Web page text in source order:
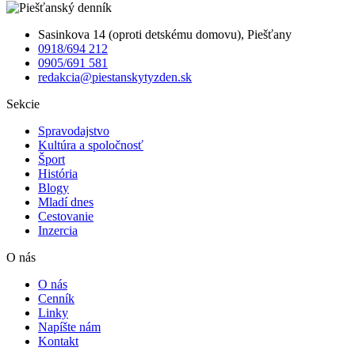
Sasinkova 14 (oproti detskému domovu), Piešťany
0918/694 212
0905/691 581
redakcia@piestanskytyzden.sk
Sekcie
Spravodajstvo
Kultúra a spoločnosť
Šport
História
Blogy
Mladí dnes
Cestovanie
Inzercia
O nás
O nás
Cenník
Linky
Napíšte nám
Kontakt